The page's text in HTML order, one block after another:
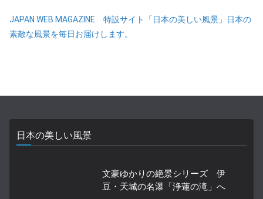
JAPAN WEB MAGAZINE 特設サイト「日本の美しい風景」日本の
素敵な風景を毎日お届けします。
日本の美しい風景
文豪ゆかりの絶景シリーズ 伊
豆・天城の名瀑「浄蓮の滝」へ